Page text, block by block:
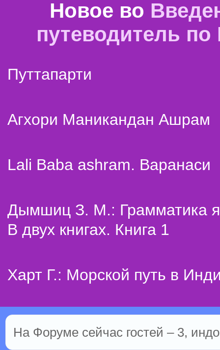
Новое во
путеводитель
Путтапарти
Агхори Маникандан Ашрам
Lali Baba ashram. Варанаси
Дымшиц З. М.: Грамматика
В двух книгах. Книга 1
Харт Г.: Морской путь в
На Форуме сейчас гостей – 3,